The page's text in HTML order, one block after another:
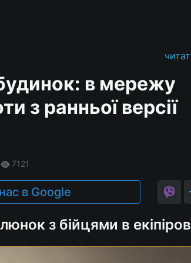
в мережу
з ранньої версії
7121
в Google
з бійцями в